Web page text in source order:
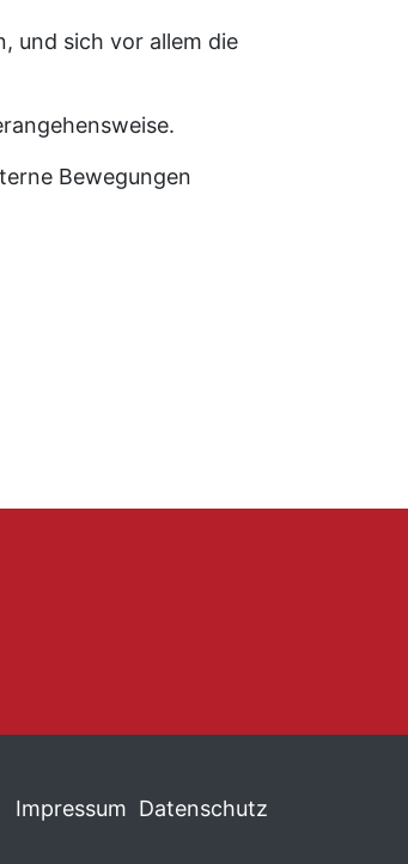
und sich vor allem die
Bewegungen
Impressum Datenschutz